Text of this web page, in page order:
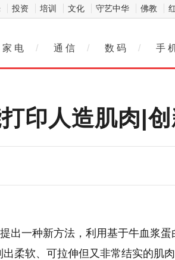
投资 培训 文化 守艺中华 佛教
家 电 / 通 信 / 数 码 / 手
印人造肌肉|
出一种新方法，利用基于牛血浆蛋
柔软、可拉伸但又非常结实的肌